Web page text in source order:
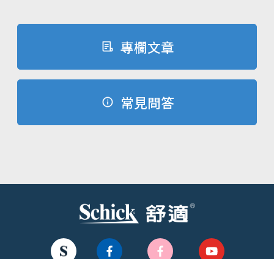
專欄文章
常見問答